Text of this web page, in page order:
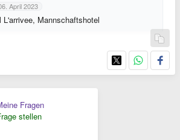
April 2023
L'arrivee, Mannschaftshotel
Fragen
stellen